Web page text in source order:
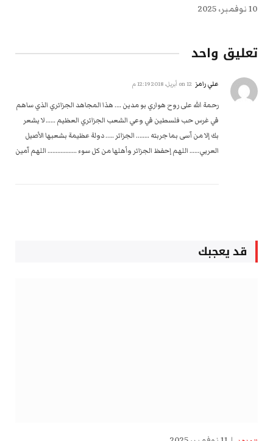
10 نوفمبر، 2025
تعليق واحد
علي رامز 12 أبريل، 2018 12:19 م
رحمة الله على روح هواري بو مدين …. هذا المجاهد الجزائري الذي ساهم
في غرس حب فلسطين في وعي الشعب الجزائري العظيم …… لا يشعر
بك إلا من آسى بما جربته …….. الجزائر ….. دولة عظيمة بشعبها الأصيل
العربي…… اللهم إحفظ الجزائر وأهلها من كل سوء ……………… اللهم آمين
قد يعجبك